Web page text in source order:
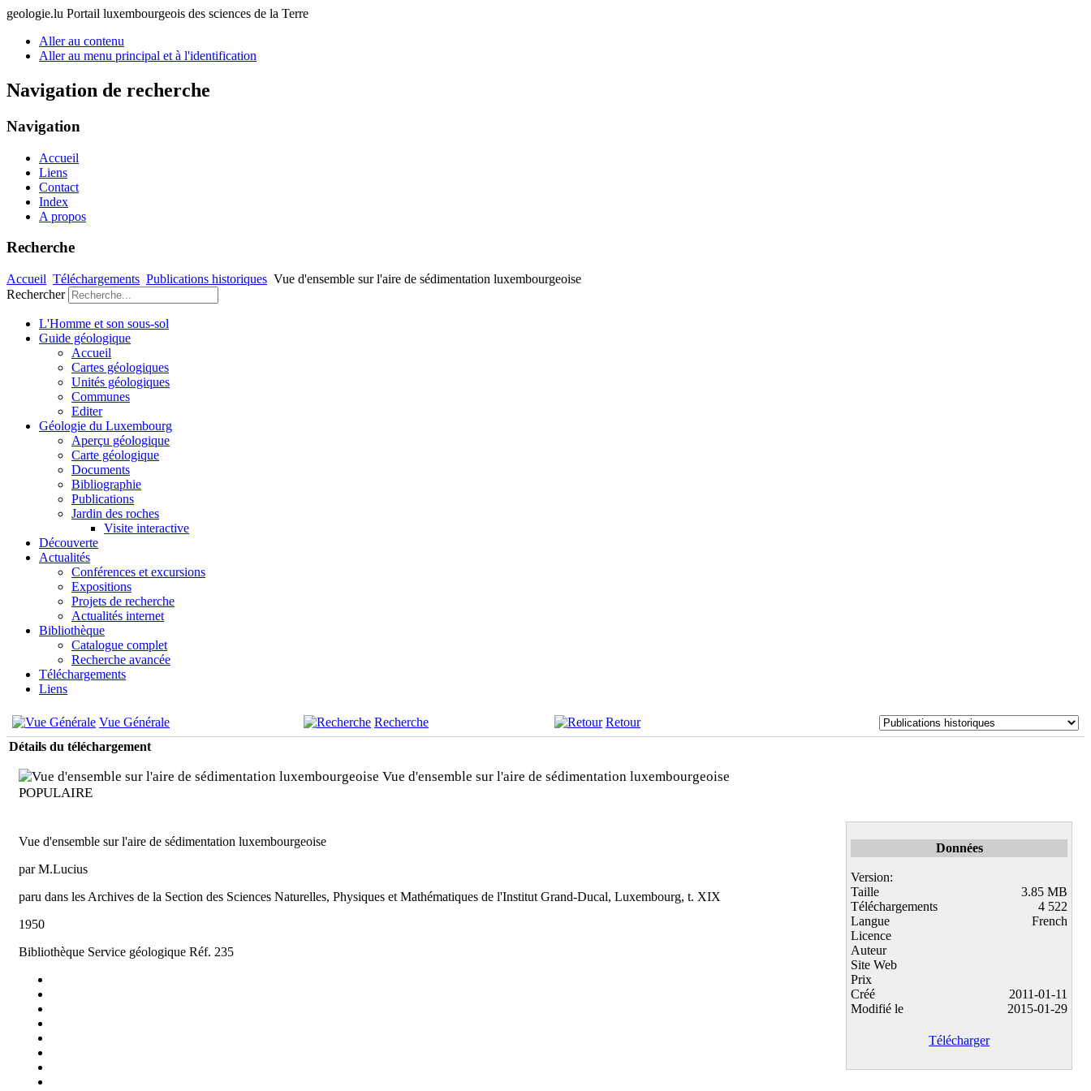
geologie.lu Portail luxembourgeois des sciences de la Terre
Aller au contenu
Aller au menu principal et à l'identification
Navigation de recherche
Navigation
Accueil
Liens
Contact
Index
A propos
Recherche
Accueil Téléchargements Publications historiques Vue d'ensemble sur l'aire de sédimentation luxembourgeoise
Rechercher
L'Homme et son sous-sol
Guide géologique
Accueil
Cartes géologiques
Unités géologiques
Communes
Editer
Géologie du Luxembourg
Aperçu géologique
Carte géologique
Documents
Bibliographie
Publications
Jardin des roches
Visite interactive
Découverte
Actualités
Conférences et excursions
Expositions
Projets de recherche
Actualités internet
Bibliothèque
Catalogue complet
Recherche avancée
Téléchargements
Liens
Vue Générale Recherche
Retour
Détails du téléchargement
Vue d'ensemble sur l'aire de sédimentation luxembourgeoise
POPULAIRE
Vue d'ensemble sur l'aire de sédimentation luxembourgeoise
par M.Lucius
paru dans les Archives de la Section des Sciences Naturelles, Physiques et Mathématiques de l'Institut Grand-Ducal, Luxembourg, t. XIX
1950
Bibliothèque Service géologique Réf. 235
Données
Version:
Taille
3.85 MB
Téléchargements
4 522
Langue
French
Licence
Auteur
Site Web
Prix
Créé
2011-01-11
Modifié le
2015-01-29
Télécharger